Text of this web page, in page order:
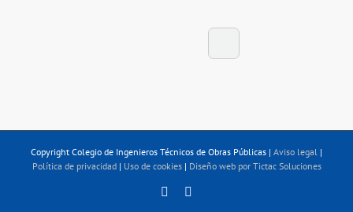
Copyright Colegio de Ingenieros Técnicos de Obras Públicas | Aviso legal |
Política de privacidad| Uso de cookies| Diseño web por Tictac Soluciones
Linkedin